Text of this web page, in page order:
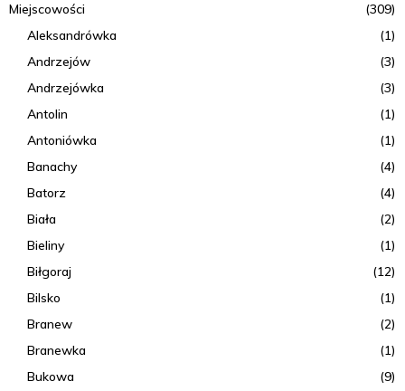
Miejscowości
(309)
Aleksandrówka
(1)
Andrzejów
(3)
Andrzejówka
(3)
Antolin
(1)
Antoniówka
(1)
Banachy
(4)
Batorz
(4)
Biała
(2)
Bieliny
(1)
Biłgoraj
(12)
Bilsko
(1)
Branew
(2)
Branewka
(1)
Bukowa
(9)